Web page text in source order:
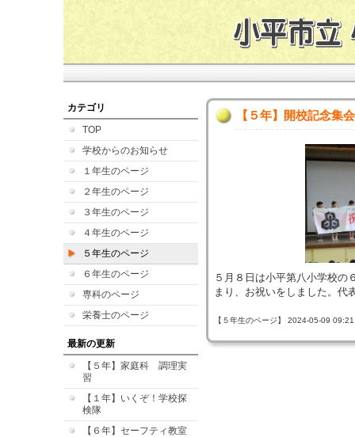
カテゴリ
TOP
学校からのお知らせ
１年生のページ
２年生のページ
３年生のページ
４年生のページ
５年生のページ
６年生のページ
専科のページ
栄養士のページ
最新の更新
【５年】家庭科 調理実
習
【１年】いくぞ！学校探
検隊
【６年】セーフティ教室
【５年】開校記念集会
５月８日は小平第八小学校の
まり、お祝いをしました。代
【５年生のページ】 2024-05-09